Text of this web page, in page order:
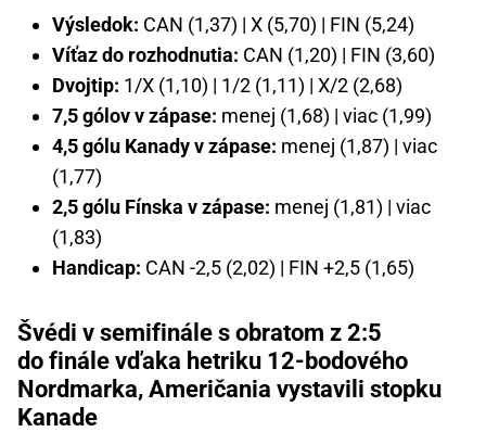
Výsledok: CAN (1,37) | X (5,70) | FIN (5,24)
Víťaz do rozhodnutia: CAN (1,20) | FIN (3,60)
Dvojtip: 1/X (1,10) | 1/2 (1,11) | X/2 (2,68)
7,5 gólov v zápase: menej (1,68) | viac (1,99)
4,5 gólu Kanady v zápase: menej (1,87) | viac
(1,77)
2,5 gólu Fínska v zápase: menej (1,81) | viac
(1,83)
Handicap: CAN -2,5 (2,02) | FIN +2,5 (1,65)
Švédi v semifinále s obratom z 2:5
do finále vďaka hetriku 12-bodového
Nordmarka, Američania vystavili stopku
Kanade